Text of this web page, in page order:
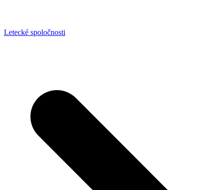
Letecké spoločnosti